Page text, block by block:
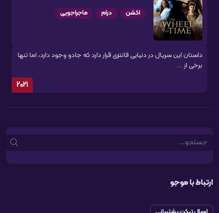
اکشن درام ماجراجویی
داستان این سریال در دنیایی فانتزی قرار دارد که جادو وجود دارد، اما تنها
برخی از ...
2021
Search
ارتباط با موجو